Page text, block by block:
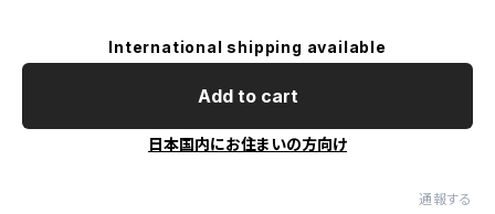
International shipping available
Add to cart
日本国内にお住まいの方向け
通報する